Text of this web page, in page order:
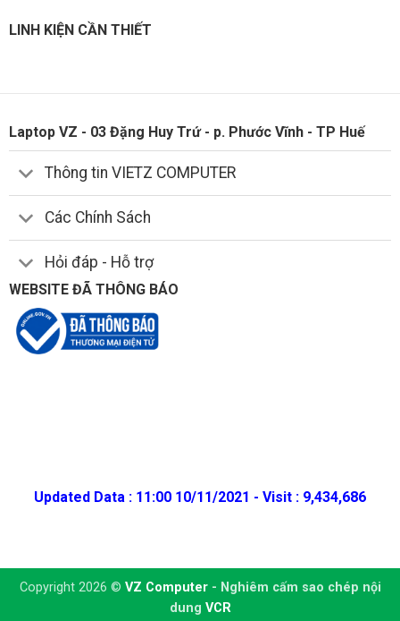
LINH KIỆN CẦN THIẾT
Laptop VZ - 03 Đặng Huy Trứ - p. Phước Vĩnh - TP Huế
Thông tin VIETZ COMPUTER
Các Chính Sách
Hỏi đáp - Hỗ trợ
WEBSITE ĐÃ THÔNG BÁO
Updated Data : 11:00 10/11/2021 - Visit : 9,434,686
Copyright 2026 © VZ Computer- Nghiêm cấm sao chép nội
dung VCR